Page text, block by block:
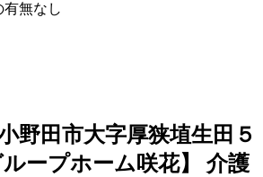
無なし
野田市大字厚狭埴生田５
ループホーム咲花】 介護